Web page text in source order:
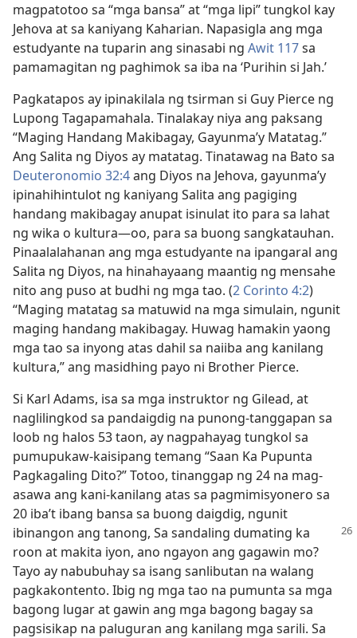
magpatotoo sa “mga bansa” at “mga lipi” tungkol kay
Jehova at sa kaniyang Kaharian. Napasigla ang mga
estudyante na tuparin ang sinasabi ng Awit 117sa
pamamagitan ng paghimok sa iba na ‘Purihin si Jah.’
Pagkatapos ay ipinakilala ng tsirman si Guy Pierce ng
Lupong Tagapamahala. Tinalakay niya ang paksang
“Maging Handang Makibagay, Gayunma’y Matatag.”
Ang Salita ng Diyos ay matatag. Tinatawag na Bato sa
Deuteronomio 32:4ang Diyos na Jehova, gayunma’y
ipinahihintulot ng kaniyang Salita ang pagiging
handang makibagay anupat isinulat ito para sa lahat
ng wika o kultura​—oo, para sa buong sangkatauhan.
Pinaalalahanan ang mga estudyante na ipangaral ang
Salita ng Diyos, na hinahayaang maantig ng mensahe
nito ang puso at budhi ng mga tao. (2 Corinto 4:2)
“Maging matatag sa matuwid na mga simulain, ngunit
maging handang makibagay. Huwag hamakin yaong
mga tao sa inyong atas dahil sa naiiba ang kanilang
kultura,” ang masidhing payo ni Brother Pierce.
Si Karl Adams, isa sa mga instruktor ng Gilead, at
naglilingkod sa pandaigdig na punong-tanggapan sa
loob ng halos 53 taon, ay nagpahayag tungkol sa
pumupukaw-kaisipang temang “Saan Ka Pupunta
Pagkagaling Dito?” Totoo, tinanggap ng 24 na mag-
asawa ang kani-kanilang atas sa pagmimisyonero sa
20 iba’t ibang bansa sa buong daigdig, ngunit
ibinangon ang tanong, Sa sandaling dumating ka
roon at makita iyon, ano ngayon ang gagawin mo?
Tayo ay nabubuhay sa isang sanlibutan na walang
pagkakontento. Ibig ng mga tao na pumunta sa mga
bagong lugar at gawin ang mga bagong bagay sa
pagsisikap na paluguran ang kanilang mga sarili. Sa